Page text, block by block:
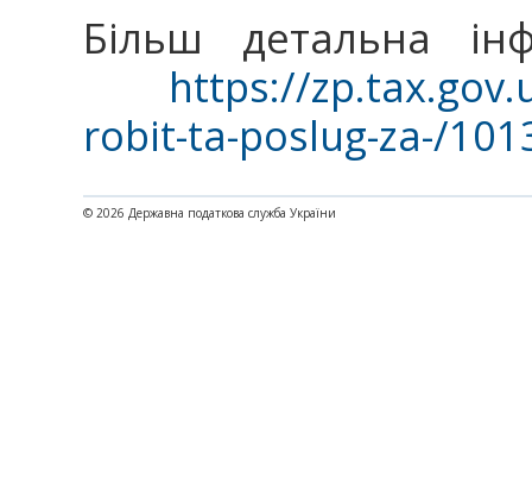
Більш детальна
https://
robit-ta-poslug-za-/
© 2026 Державна податкова служба України